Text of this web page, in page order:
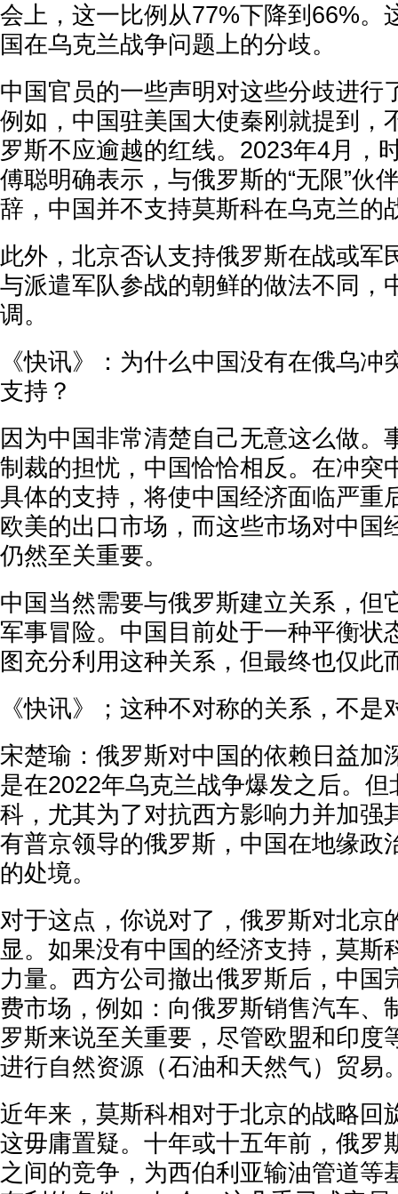
会上，这一比例从77%下降到66%。
国在乌克兰战争问题上的分歧。
中国官员的一些声明对这些分歧进行
例如，中国驻美国大使秦刚就提到，
罗斯不应逾越的红线。2023年4月，
傅聪明确表示，与俄罗斯的“无限”伙
辞，中国并不支持莫斯科在乌克兰的
此外，北京否认支持俄罗斯在战或军
与派遣军队参战的朝鲜的做法不同，
调。
《快讯》：为什么中国没有在俄乌
支持？
因为中国非常清楚自己无意这么做。
制裁的担忧，中国恰恰相反。在冲突
具体的支持，将使中国经济面临严重
欧美的出口市场，而这些市场对中国
仍然至关重要。
中国当然需要与俄罗斯建立关系，但
军事冒险。中国目前处于一种平衡状
图充分利用这种关系，但最终也仅此
《快讯》；这种不对称的关系，不
宋楚瑜：俄罗斯对中国的依赖日益加
是在2022年乌克兰战争爆发之后。
科，尤其为了对抗西方影响力并加强
有普京领导的俄罗斯，中国在地缘政
的处境。
对于这点，你说对了，俄罗斯对北京
显。如果没有中国的经济支持，莫斯
力量。西方公司撤出俄罗斯后，中国
费市场，例如：向俄罗斯销售汽车、
罗斯来说至关重要，尽管欧盟和印度
进行自然资源（石油和天然气）贸易
近年来，莫斯科相对于北京的战略回
这毋庸置疑。十年或十五年前，俄罗
之间的竞争，为西伯利亚输油管道等